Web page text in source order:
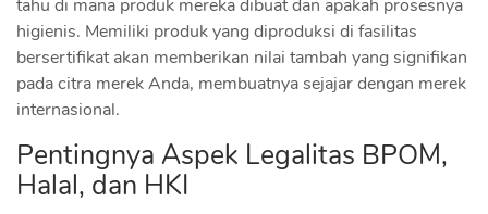
tahu di mana produk mereka dibuat dan apakah prosesnya
higienis. Memiliki produk yang diproduksi di fasilitas
bersertifikat akan memberikan nilai tambah yang signifikan
pada citra merek Anda, membuatnya sejajar dengan merek
internasional.
Pentingnya Aspek Legalitas BPOM,
Halal, dan HKI